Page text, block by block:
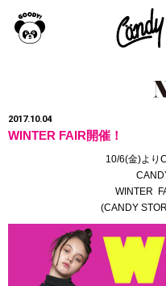
2017.10.04
WINTER FAIR開催！
10/6(金)より
WINTER
(CANDY